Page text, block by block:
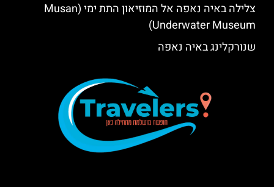
צלילה באיה נאפה אל המוזיאון התת ימי (Musan
Underwater Museum)
שנורקלינג באיה נאפה